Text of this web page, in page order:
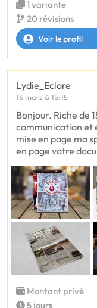
1 variante
20 révisions
Voir le profil
Lydie_Eclore
16 mars à 15:15
Bonjour. Riche de
communication et
mise en page ma
en page votre
Montant privé
5 jours